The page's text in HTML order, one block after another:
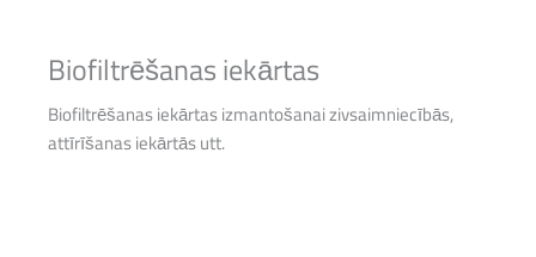
Biofiltrēšanas iekārtas
Biofiltrēšanas iekārtas izmantošanai zivsaimniecībās,
attīrīšanas iekārtās utt.